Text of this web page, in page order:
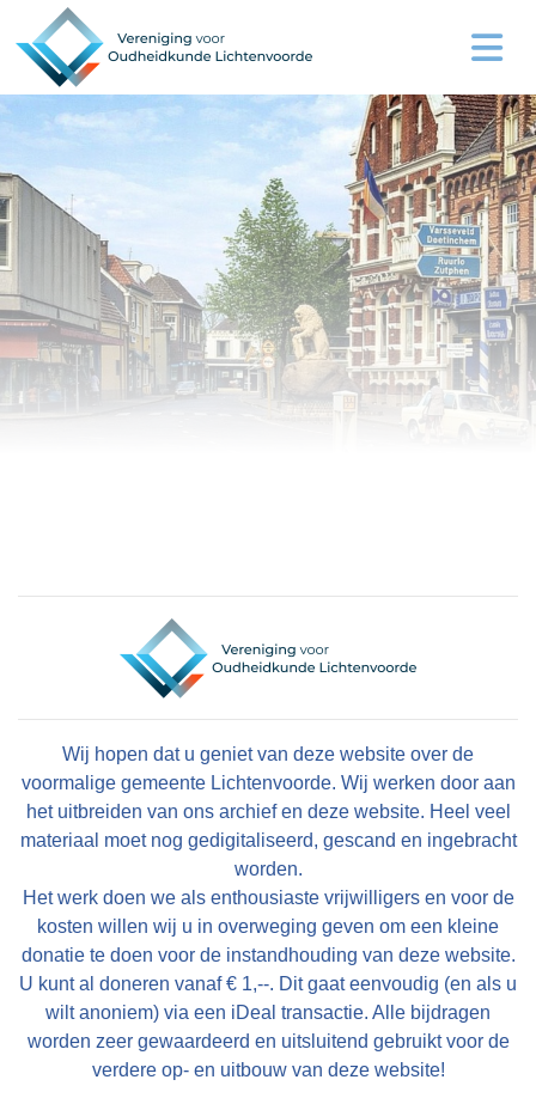
Wij hopen dat u geniet van deze website over de
voormalige gemeente Lichtenvoorde. Wij werken door aan
het uitbreiden van ons archief en deze website. Heel veel
materiaal moet nog gedigitaliseerd, gescand en ingebracht
worden.
Het werk doen we als enthousiaste vrijwilligers en voor de
kosten willen wij u in overweging geven om een kleine
donatie te doen voor de instandhouding van deze website.
U kunt al doneren vanaf € 1,--. Dit gaat eenvoudig (en als u
wilt anoniem) via een iDeal transactie. Alle bijdragen
worden zeer gewaardeerd en uitsluitend gebruikt voor de
verdere op- en uitbouw van deze website!